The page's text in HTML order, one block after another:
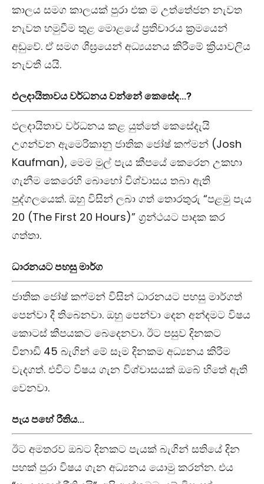
කාලය සමග කාලයක් පුරා එක ම උත්තේජන නැවත
නැවත හමුවීම තුළ මොළයේ ප්‍රතිචාරය ක්‍රමයෙන්
අඩුවේ. ඒ සමග ශීඝ්‍රයෙන් අධ්‍යයනය කිරීමේ ක්‍රියාවලිය
නැවතී යයි.
ඵලදායිතාවය වර්ධනය වන්නේ කෙසේද…?
ඵලදායිතාව වර්ධනය කළ යුත්තේ කෙසේදැයි
උගන්වන ඇමෙරිකානු ජාතික ජෝෂ් කෆ්මන් (Josh
Kaufman), මෙම මුල් පැය කීපයේ කෙරෙන උකහා
ගැනීම කෙරෙහි බොහෝ විශ්වාසය තබා ඇති
පුද්ගලයෙක්. ඔහු විසින් ලබා ගත් තොරතුරු “පළමු පැය
20 (The First 20 Hours)” ග්‍රන්ථයට පාදක කර
ගත්තා.
ධාරනයට පහසු මාර්ග
ජාතික ජෝෂ් කෆ්මන් විසින් ධාරනයට පහසු මාර්ගත්
පෙන්වා දී තිබෙනවා. ඔහු පෙන්වා දෙන අන්දමට විෂය
කොටස් කීපයකට බෙදෙනවා. ඊට පසුව දිනකට
විනාඩි 45 බැගින් මේ සෑම දිනකම අධ්‍යනය කිරීම
වැදගත්. එවිට විෂය ගැන විශ්වාසයක් ඔබේ හිතේ ඇති
වෙනවා.
පැය පහේ රීතිය…
ඊට අමතරව ඔබට දිනකට පැයක් බැගින් සතියේ දින
පහක් පුරා විෂය ගැන අධ්‍යනය යොමු කරන්න. එය